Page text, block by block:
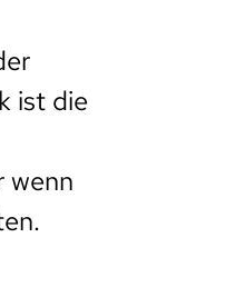
ist die
wenn